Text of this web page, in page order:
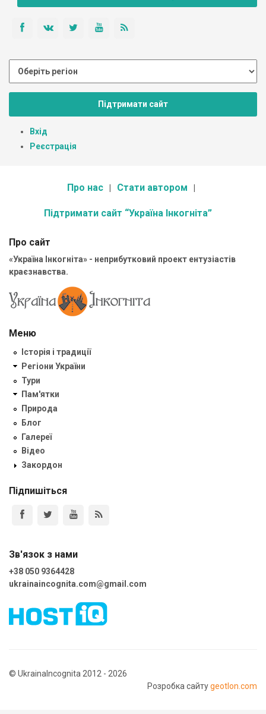
Підтримати сайт
Вхід
Реєстрація
Про нас Стати автором
Підтримати сайт “Україна Інкогніта”
Про сайт
«Україна Інкогніта» - неприбутковий проект ентузіастів
краєзнавства.
Меню
Історія і традиції
Регіони України
Тури
Пам'ятки
Природа
Блог
Галереї
Відео
Закордон
Підпишіться
Зв'язок з нами
+38 050 9364428
ukrainaincognita.com@gmail.com
© UkrainaIncognita 2012 - 2026
Розробка сайтуgeotlon.com